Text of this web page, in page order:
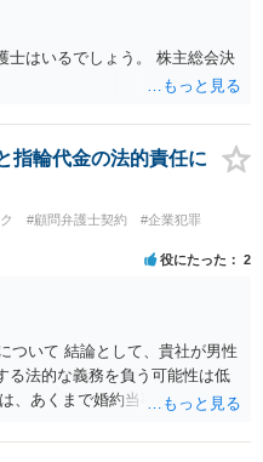
士はいるでしょう。 株主総会決
指輪代金の法的責任に
#顧問弁護士契約
#企業犯罪
役にたった 2
ついて 結論として、貴社が男性
る法的な義務を負う可能性は低
、あくまで婚約当事者である男
りません。したがって、仮に女